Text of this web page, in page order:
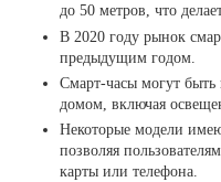
до 50 метров, что
В 2020 году рынок
предыдущим годом.
Смарт-часы могут
домом, включая
Некоторые модели
позволяя
карты или телефона.